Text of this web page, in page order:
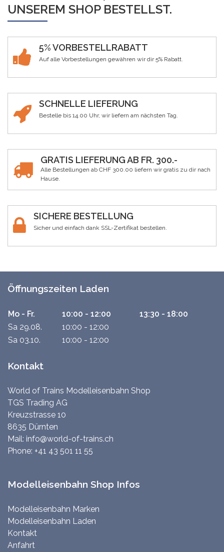
UNSEREM SHOP BESTELLST.
5% VORBESTELLRABATT
Auf alle Vorbestellungen gewähren wir dir 5% Rabatt.
SCHNELLE LIEFERUNG
Bestelle bis 14.00 Uhr, wir liefern am nächsten Tag.
GRATIS LIEFERUNG AB FR. 300.-
Alle Bestellungen ab CHF 300.00 liefern wir gratis zu dir nach
Hause.
SICHERE BESTELLUNG
Sicher und einfach dank SSL-Zertifikat bestellen.
Öffnungszeiten Laden
Mo - Fr. 10:00 - 12:00
13:30 - 18:00
Sa 29.08.
10:00 - 12:00
Sa 03.10.
10:00 - 12:00
Kontakt
World of Trains Modelleisenbahn Shop
TGS Trading AG
Kreuzstrasse 10
8635 Dürnten
Mail: info@world-of-trains.ch
Phone: +41 43 501 11 55
Modelleisenbahn Shop Infos
Modelleisenbahn Marken
Modelleisenbahn Laden
Kontakt
Anfahrt